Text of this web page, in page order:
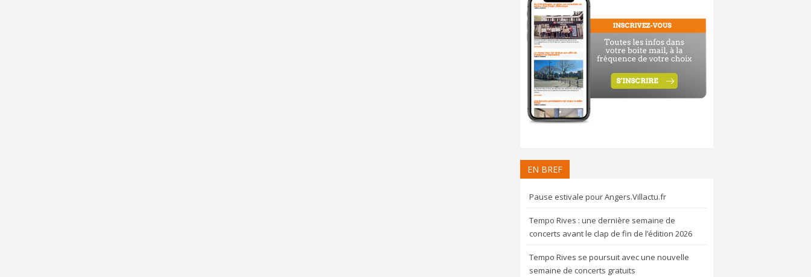
EN BREF
Pause estivale pour Angers.Villactu.fr
Tempo Rives : une dernière semaine de
concerts avant le clap de fin de l’édition 2026
Tempo Rives se poursuit avec une nouvelle
semaine de concerts gratuits